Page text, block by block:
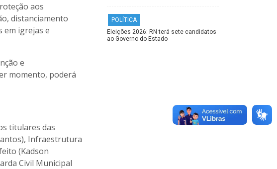
aos
distanciamento
em igrejas e
e
momento, poderá
titulares das
Infraestrutura
(Kadson
Civil Municipal
POLÍTICA
Eleições 2026: RN terá sete candidatos
ao Governo do Estado